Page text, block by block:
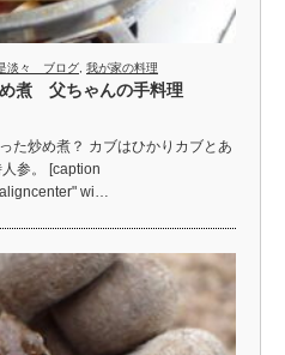
淡々 ブログ 我が家の料理
め煮 父ちゃんの手料理
た炒め煮？ カブはひかりカブとあ
参。 [caption
wi…